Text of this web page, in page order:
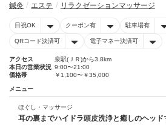
鍼灸 エステ リラクゼーションマッサージ
日祝OK クーポン有 駐車場有
QRコード決済可 電子マネー決済可
アクセス
泉駅(ＪＲ)から3.8km
本日の営業状況 9:00〜21:00
価格帯
￥1,100〜￥35,000
メニュー
ほぐし・マッサージ
耳の裏までハイドラ頭皮洗浄と癒しのヘッド